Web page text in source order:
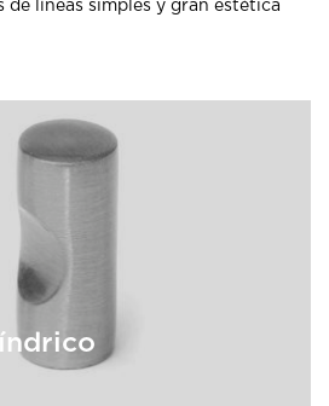
de líneas simples y gran estética